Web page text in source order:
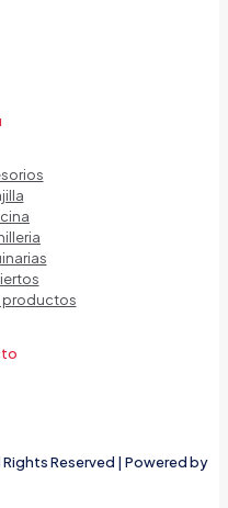
productos
Rights Reserved | Powered by